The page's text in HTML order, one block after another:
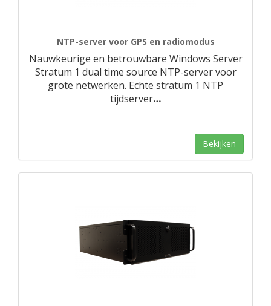
NTP-server voor GPS en radiomodus
Nauwkeurige en betrouwbare Windows Server
Stratum 1 dual time source NTP-server voor
grote netwerken. Echte stratum 1 NTP
tijdserver…
Bekijken